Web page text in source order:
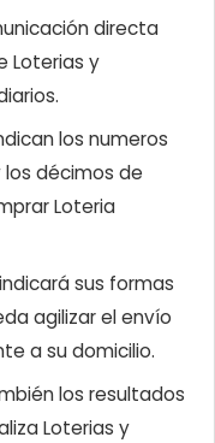
directa
Loterias y
los numeros
décimos de
Loteria
sus formas
agilizar el envío
a su domicilio.
los resultados
Loterias y